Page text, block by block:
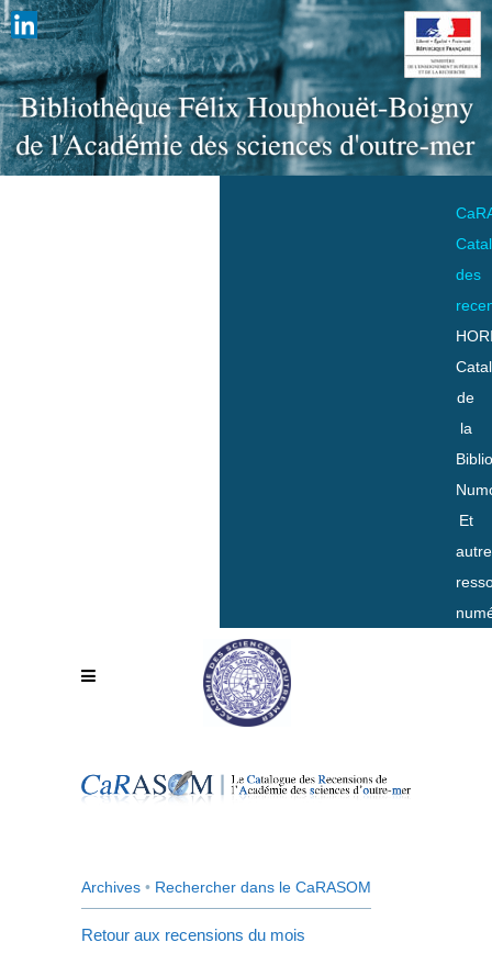
des
de
la
Et
Archives • Rechercher dans le CaRASOM
Retour aux recensions du mois